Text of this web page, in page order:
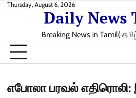
SkipThursday, August 6, 2026
Daily News
Breaking News in Tamil(
எபோலா பரவல் எதிரொலி: